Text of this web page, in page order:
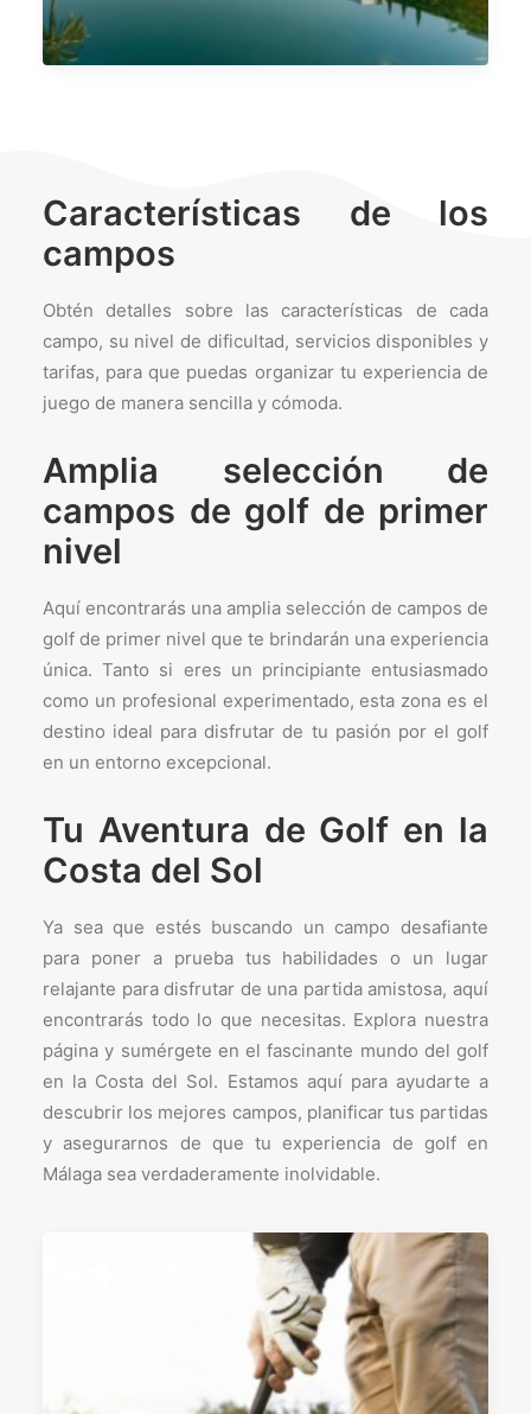
Características de los
campos
Obtén detalles sobre las características de cada
campo, su nivel de dificultad, servicios disponibles y
tarifas, para que puedas organizar tu experiencia de
juego de manera sencilla y cómoda.
Amplia selección de
campos de golf de primer
nivel
Aquí encontrarás una amplia selección de campos de
golf de primer nivel que te brindarán una experiencia
única. Tanto si eres un principiante entusiasmado
como un profesional experimentado, esta zona es el
destino ideal para disfrutar de tu pasión por el golf
en un entorno excepcional.
Tu Aventura de Golf en la
Costa del Sol
Ya sea que estés buscando un campo desafiante
para poner a prueba tus habilidades o un lugar
relajante para disfrutar de una partida amistosa, aquí
encontrarás todo lo que necesitas. Explora nuestra
página y sumérgete en el fascinante mundo del golf
en la Costa del Sol. Estamos aquí para ayudarte a
descubrir los mejores campos, planificar tus partidas
y asegurarnos de que tu experiencia de golf en
Málaga sea verdaderamente inolvidable.